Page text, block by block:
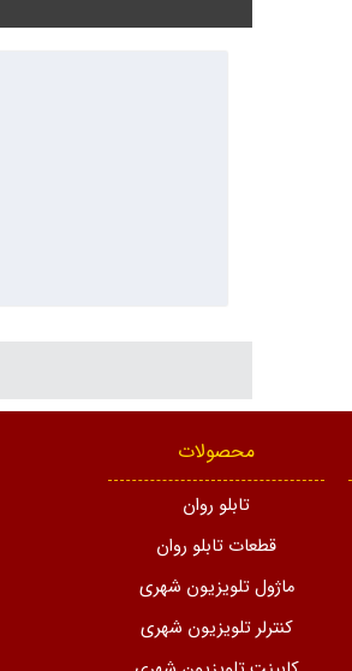
محصولات
تابلو روان
قطعات تابلو روان
ماژول تلویزیون شهری
کنترلر تلویزیون شهری